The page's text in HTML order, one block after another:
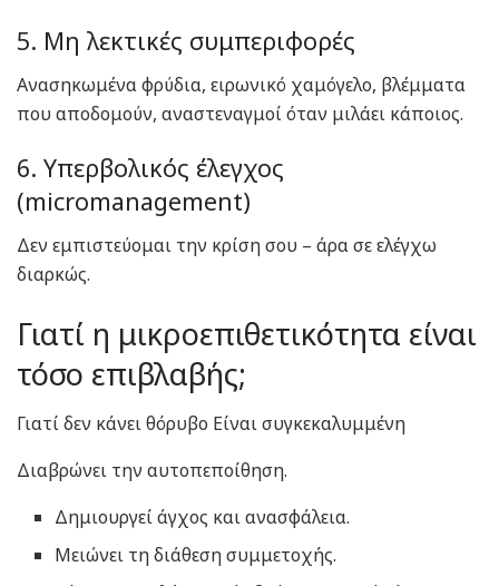
5. Μη λεκτικές συμπεριφορές
Ανασηκωμένα φρύδια, ειρωνικό χαμόγελο, βλέμματα
που αποδομούν, αναστεναγμοί όταν μιλάει κάποιος.
6. Υπερβολικός έλεγχος
(micromanagement)
Δεν εμπιστεύομαι την κρίση σου – άρα σε ελέγχω
διαρκώς.
Γιατί η μικροεπιθετικότητα είναι
τόσο επιβλαβής;
Γιατί δεν κάνει θόρυβο Είναι συγκεκαλυμμένη
Διαβρώνει την αυτοπεποίθηση.
Δημιουργεί άγχος και ανασφάλεια.
Μειώνει τη διάθεση συμμετοχής.